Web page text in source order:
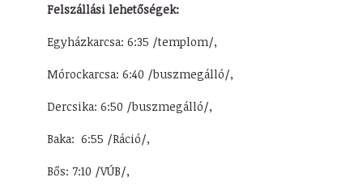
Felszállási lehetőségek:
Egyházkarcsa: 6:35 /templom/,
Mórockarcsa: 6:40 /buszmegálló/,
Dercsika: 6:50 /buszmegálló/,
Baka: 6:55 /Ráció/,
Bős: 7:10 /VÚB/,